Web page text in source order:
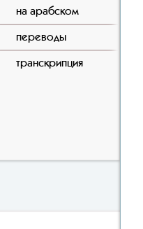
на арабском
переводы
транскрипция